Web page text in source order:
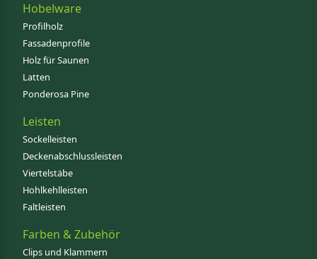
Hobelware
Profilholz
Fassadenprofile
Holz für Saunen
Latten
Ponderosa Pine
Leisten
Sockelleisten
Deckenabschlussleisten
Viertelstäbe
Hohlkehlleisten
Faltleisten
Farben & Zubehör
Clips und Klammern